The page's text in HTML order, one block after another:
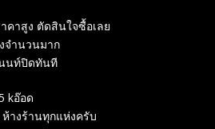
คาสูง ตัดสินใจซื้อเลย
จำนวนมาก
นท์ปิดทันที
kอ๊อด
างร้านทุกแห่งครับ